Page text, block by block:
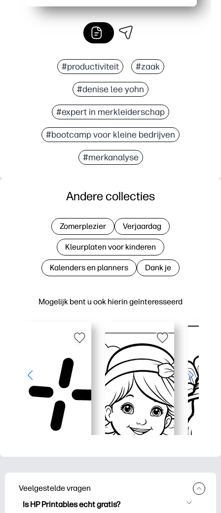
#productiviteit #zaak
#denise lee yohn
#expert in merkleiderschap
#bootcamp voor kleine bedrijven
#merkanalyse
Mogelijk bent u ook hierin geïnteresseerd
Andere collecties
Zomerplezier Verjaardag
Kleurplaten voor kinderen
Kalenders en planners Dank je
Veelgestelde vragen
Is HP Printables echt gratis?